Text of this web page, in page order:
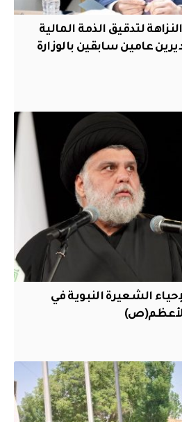
لتدقيق الذمة المالية
عامين سابقين بالوزارة
الشعيرة النبوية في